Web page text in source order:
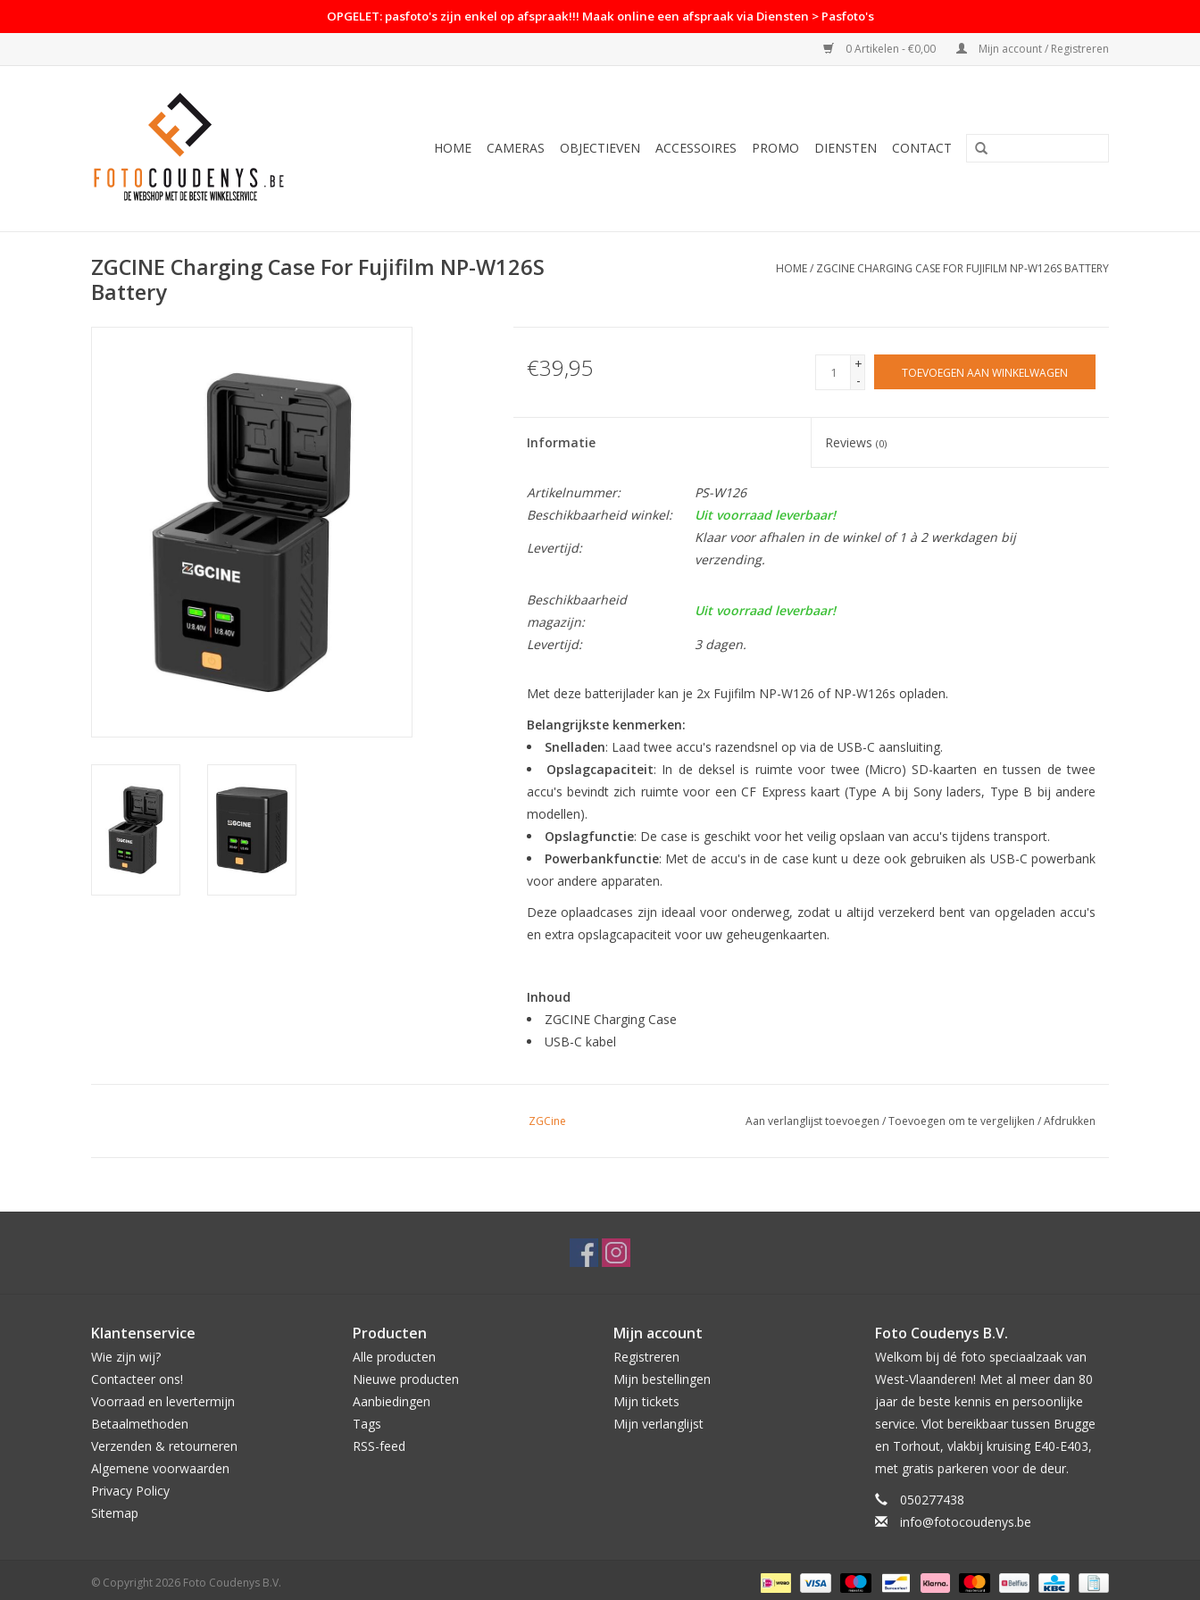
OPGELET: pasfoto's zijn enkel op afspraak!!! Maak online een afspraak via Diensten > Pasfoto's
0 Artikelen - €0,00 Mijn account / Registreren
HOME CAMERAS OBJECTIEVEN ACCESSOIRES PROMO DIENSTEN CONTACT
ZGCINE Charging Case For Fujifilm NP-W126S
Battery
HOME/ ZGCINE CHARGING CASE FOR FUJIFILM NP-W126S BATTERY
€39,95
+
-
TOEVOEGEN AAN WINKELWAGEN
Informatie Reviews(0)
Artikelnummer:
PS-W126
Beschikbaarheid winkel:
Uit voorraad leverbaar!
Levertijd:
Klaar voor afhalen in de winkel of 1 à 2 werkdagen bij
verzending.
Beschikbaarheid
magazijn:
Uit voorraad leverbaar!
Levertijd:
3 dagen.
Met deze batterijlader kan je 2x Fujifilm NP-W126 of NP-W126s opladen.
Belangrijkste kenmerken:
Snelladen: Laad twee accu's razendsnel op via de USB-C aansluiting.
Opslagcapaciteit: In de deksel is ruimte voor twee (Micro) SD-kaarten en tussen de twee
accu's bevindt zich ruimte voor een CF Express kaart (Type A bij Sony laders, Type B bij andere
modellen).
Opslagfunctie: De case is geschikt voor het veilig opslaan van accu's tijdens transport.
Powerbankfunctie: Met de accu's in de case kunt u deze ook gebruiken als USB-C powerbank
voor andere apparaten.
Deze oplaadcases zijn ideaal voor onderweg, zodat u altijd verzekerd bent van opgeladen accu's
en extra opslagcapaciteit voor uw geheugenkaarten.
Inhoud
ZGCINE Charging Case
USB-C kabel
ZGCine Aan verlanglijst toevoegen /Toevoegen om te vergelijken /Afdrukken
Klantenservice
Wie zijn wij?
Contacteer ons!
Voorraad en levertermijn
Betaalmethoden
Verzenden & retourneren
Algemene voorwaarden
Privacy Policy
Sitemap
Producten
Alle producten
Nieuwe producten
Aanbiedingen
Tags
RSS-feed
Mijn account
Registreren
Mijn bestellingen
Mijn tickets
Mijn verlanglijst
Foto Coudenys B.V.
Welkom bij dé foto speciaalzaak van
West-Vlaanderen! Met al meer dan 80
jaar de beste kennis en persoonlijke
service. Vlot bereikbaar tussen Brugge
en Torhout, vlakbij kruising E40-E403,
met gratis parkeren voor de deur.
050277438
info@fotocoudenys.be
© Copyright 2026 Foto Coudenys B.V.